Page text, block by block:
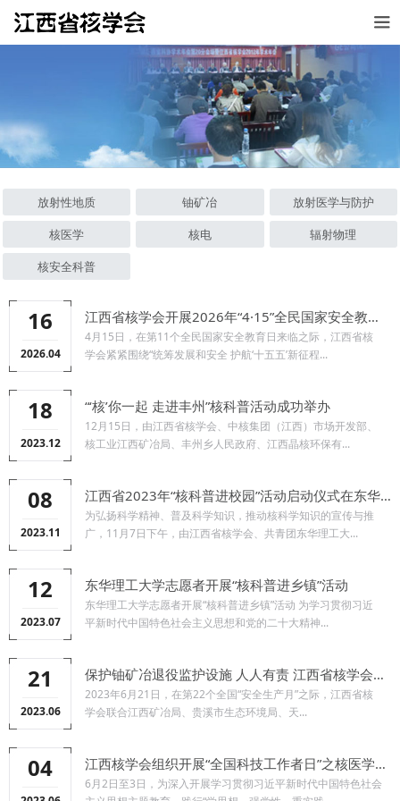
放射性地质 铀矿冶
放射医学与防护
核医学
核电
辐射物理
核安全科普
16
2026.04
江西省核学会开展2026年“4·15”全民国家安全教育日核安全教育宣传活动
4月15日，在第11个全民国家安全教育日来临之际，江西省核
学会紧紧围绕“统筹发展和安全 护航‘十五五’新征程...
18
2023.12
“‘核’你一起 走进丰州”核科普活动成功举办
12月15日，由江西省核学会、中核集团（江西）市场开发部、
核工业江西矿冶局、丰州乡人民政府、江西晶核环保有...
08
2023.11
江西省2023年“核科普进校园”活动启动仪式在东华理工大学举行
为弘扬科学精神、普及科学知识，推动核科学知识的宣传与推
广，11月7日下午，由江西省核学会、共青团东华理工大...
12
2023.07
东华理工大学志愿者开展“核科普进乡镇”活动
东华理工大学志愿者开展“核科普进乡镇”活动 为学习贯彻习近
平新时代中国特色社会主义思想和党的二十大精神...
21
2023.06
保护铀矿冶退役监护设施 人人有责 江西省核学会核科普宣传活动
2023年6月21日，在第22个全国“安全生产月”之际，江西省核
学会联合江西矿冶局、贵溪市生态环境局、天...
04 江西核学会组织开展“全国科技工作者日”之核医学科普宣传暨咨询义诊活动
6月2日至3日，为深入开展学习贯彻习近平新时代中国特色社会